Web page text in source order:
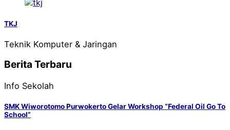
TKJ
Teknik Komputer & Jaringan
Berita Terbaru
Info Sekolah
SMK Wiworotomo Purwokerto Gelar Workshop “Federal Oil Go To
School”